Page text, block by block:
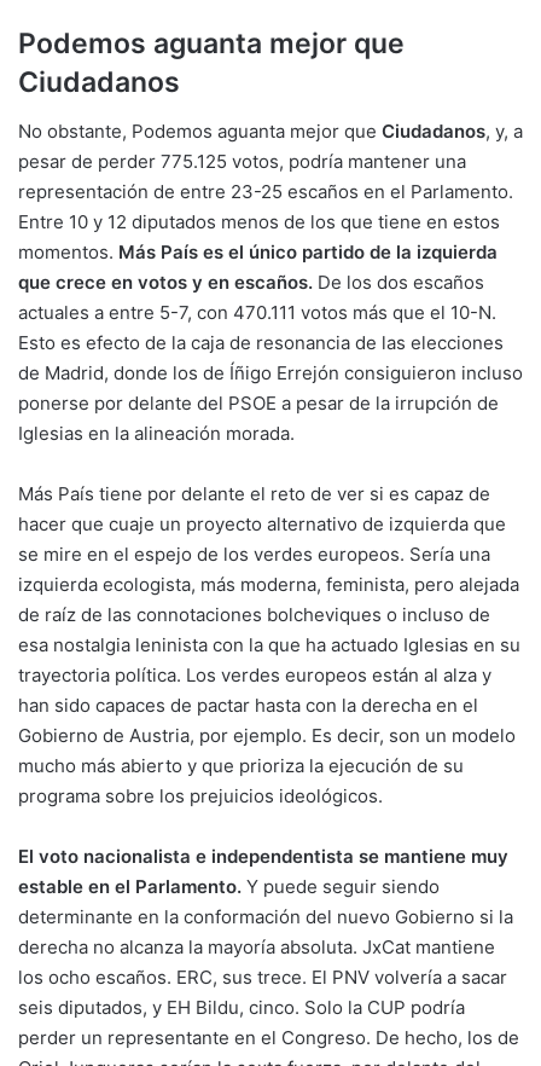
Podemos aguanta mejor que
Ciudadanos
No obstante, Podemos aguanta mejor que Ciudadanos, y, a
pesar de perder 775.125 votos, podría mantener una
representación de entre 23-25 escaños en el Parlamento.
Entre 10 y 12 diputados menos de los que tiene en estos
momentos. Más País es el único partido de la izquierda
que crece en votos y en escaños. De los dos escaños
actuales a entre 5-7, con 470.111 votos más que el 10-N.
Esto es efecto de la caja de resonancia de las elecciones
de Madrid, donde los de Íñigo Errejón consiguieron incluso
ponerse por delante del PSOE a pesar de la irrupción de
Iglesias en la alineación morada.
Más País tiene por delante el reto de ver si es capaz de
hacer que cuaje un proyecto alternativo de izquierda que
se mire en el espejo de los verdes europeos. Sería una
izquierda ecologista, más moderna, feminista, pero alejada
de raíz de las connotaciones bolcheviques o incluso de
esa nostalgia leninista con la que ha actuado Iglesias en su
trayectoria política. Los verdes europeos están al alza y
han sido capaces de pactar hasta con la derecha en el
Gobierno de Austria, por ejemplo. Es decir, son un modelo
mucho más abierto y que prioriza la ejecución de su
programa sobre los prejuicios ideológicos.
El voto nacionalista e independentista se mantiene muy
estable en el Parlamento. Y puede seguir siendo
determinante en la conformación del nuevo Gobierno si la
derecha no alcanza la mayoría absoluta. JxCat mantiene
los ocho escaños. ERC, sus trece. El PNV volvería a sacar
seis diputados, y EH Bildu, cinco. Solo la CUP podría
perder un representante en el Congreso. De hecho, los de